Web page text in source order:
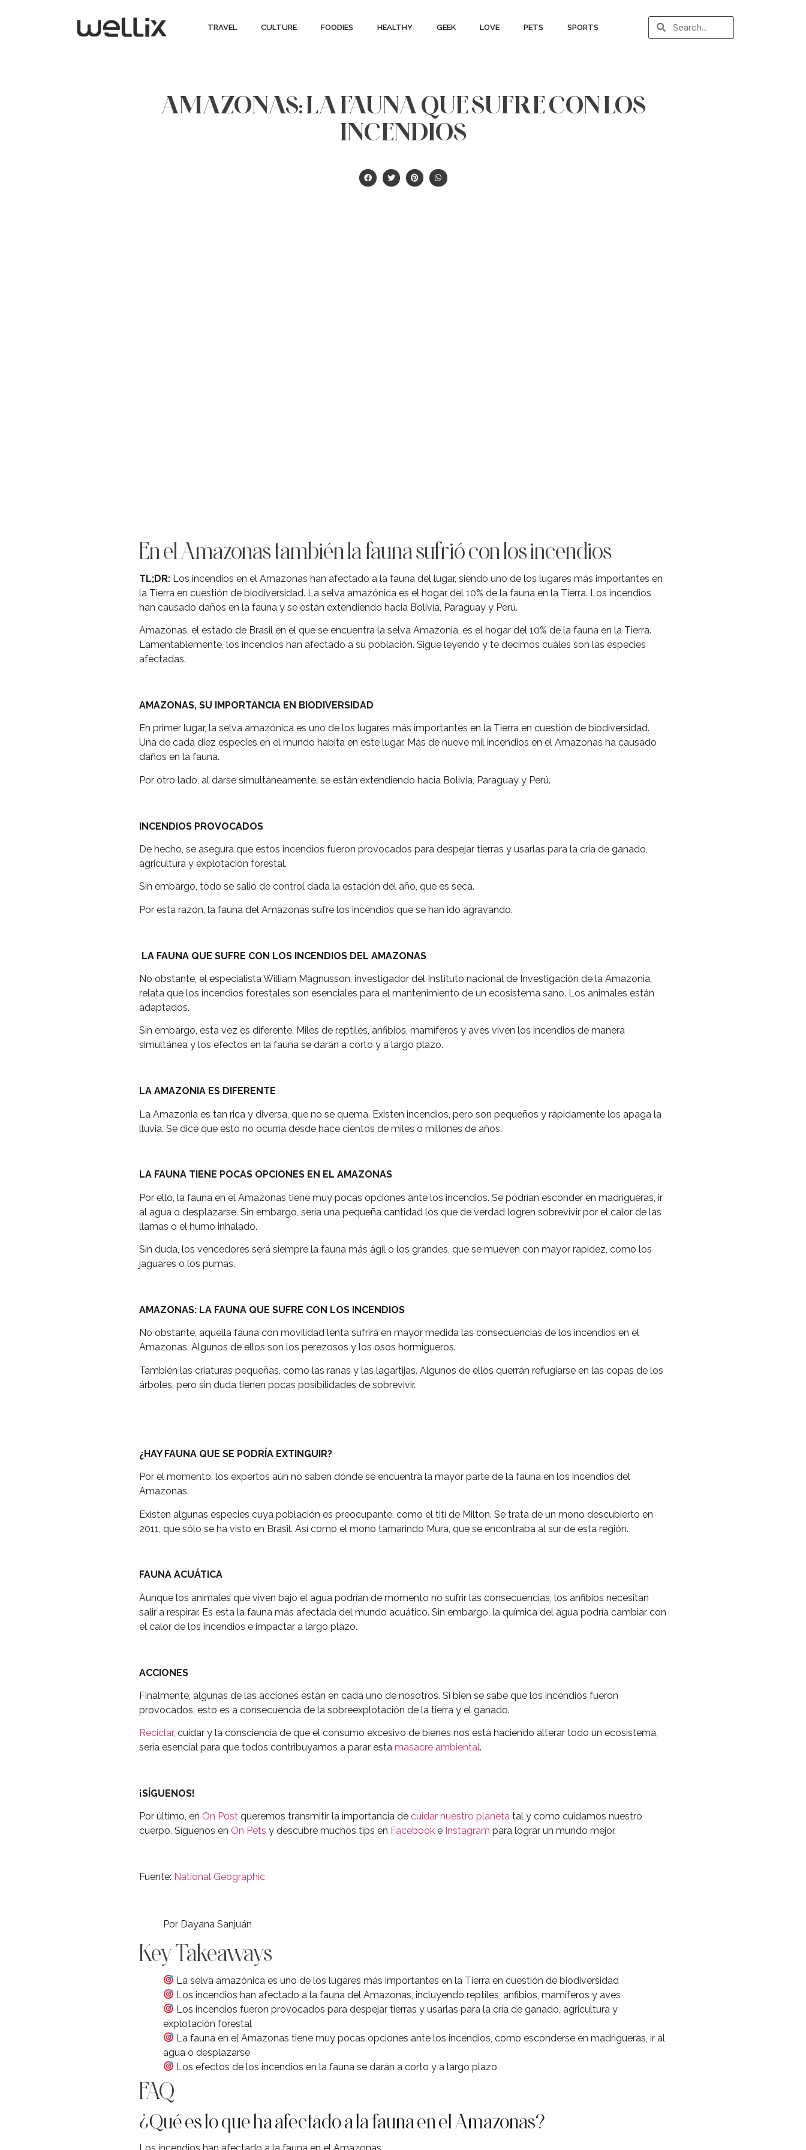
TRAVEL CULTURE FOODIES HEALTHY GEEK LOVE PETS SPORTS
AMAZONAS: LA FAUNA QUE SUFRE CON LOS
INCENDIOS
En el Amazonas también la fauna sufrió con los incendios
TL;DR: Los incendios en el Amazonas han afectado a la fauna del lugar, siendo uno de los lugares más importantes en
la Tierra en cuestión de biodiversidad. La selva amazónica es el hogar del 10% de la fauna en la Tierra. Los incendios
han causado daños en la fauna y se están extendiendo hacia Bolivia, Paraguay y Perú.
Amazonas, el estado de Brasil en el que se encuentra la selva Amazonia, es el hogar del 10% de la fauna en la Tierra.
Lamentablemente, los incendios han afectado a su población. Sigue leyendo y te decimos cuáles son las especies
afectadas.
AMAZONAS, SU IMPORTANCIA EN BIODIVERSIDAD
En primer lugar, la selva amazónica es uno de los lugares más importantes en la Tierra en cuestión de biodiversidad.
Una de cada diez especies en el mundo habita en este lugar. Más de nueve mil incendios en el Amazonas ha causado
daños en la fauna.
Por otro lado, al darse simultáneamente, se están extendiendo hacia Bolivia, Paraguay y Perú.
INCENDIOS PROVOCADOS
De hecho, se asegura que estos incendios fueron provocados para despejar tierras y usarlas para la cría de ganado,
agricultura y explotación forestal.
Sin embargo, todo se salió de control dada la estación del año, que es seca.
Por esta razón, la fauna del Amazonas sufre los incendios que se han ido agravando.
LA FAUNA QUE SUFRE CON LOS INCENDIOS DEL AMAZONAS
No obstante, el especialista William Magnusson, investigador del Instituto nacional de Investigación de la Amazonia,
relata que los incendios forestales son esenciales para el mantenimiento de un ecosistema sano. Los animales están
adaptados.
Sin embargo, esta vez es diferente. Miles de reptiles, anfibios, mamíferos y aves viven los incendios de manera
simultánea y los efectos en la fauna se darán a corto y a largo plazo.
LA AMAZONIA ES DIFERENTE
La Amazonia es tan rica y diversa, que no se quema. Existen incendios, pero son pequeños y rápidamente los apaga la
lluvia. Se dice que esto no ocurría desde hace cientos de miles o millones de años.
LA FAUNA TIENE POCAS OPCIONES EN EL AMAZONAS
Por ello, la fauna en el Amazonas tiene muy pocas opciones ante los incendios. Se podrían esconder en madrigueras, ir
al agua o desplazarse. Sin embargo, sería una pequeña cantidad los que de verdad logren sobrevivir por el calor de las
llamas o el humo inhalado.
Sin duda, los vencedores será siempre la fauna más ágil o los grandes, que se mueven con mayor rapidez, como los
jaguares o los pumas.
AMAZONAS: LA FAUNA QUE SUFRE CON LOS INCENDIOS
No obstante, aquella fauna con movilidad lenta sufrirá en mayor medida las consecuencias de los incendios en el
Amazonas. Algunos de ellos son los perezosos y los osos hormigueros.
También las criaturas pequeñas, como las ranas y las lagartijas. Algunos de ellos querrán refugiarse en las copas de los
árboles, pero sin duda tienen pocas posibilidades de sobrevivir.
¿HAY FAUNA QUE SE PODRÍA EXTINGUIR?
Por el momento, los expertos aún no saben dónde se encuentra la mayor parte de la fauna en los incendios del
Amazonas.
Existen algunas especies cuya población es preocupante, como el tití de Milton. Se trata de un mono descubierto en
2011, que sólo se ha visto en Brasil. Así como el mono tamarindo Mura, que se encontraba al sur de esta región.
FAUNA ACUÁTICA
Aunque los animales que viven bajo el agua podrían de momento no sufrir las consecuencias, los anfibios necesitan
salir a respirar. Es esta la fauna más afectada del mundo acuático. Sin embargo, la química del agua podría cambiar con
el calor de los incendios e impactar a largo plazo.
ACCIONES
Finalmente, algunas de las acciones están en cada uno de nosotros. Si bien se sabe que los incendios fueron
provocados, esto es a consecuencia de la sobreexplotación de la tierra y el ganado.
Reciclar, cuidar y la consciencia de que el consumo excesivo de bienes nos está haciendo alterar todo un ecosistema,
sería esencial para que todos contribuyamos a parar esta masacre ambiental.
¡SÍGUENOS!
Por último, en On Post queremos transmitir la importancia de cuidar nuestro planeta tal y como cuidamos nuestro
cuerpo. Síguenos en On Pets y descubre muchos tips en Facebook e Instagram para lograr un mundo mejor.
Fuente: National Geographic
Por Dayana Sanjuán
Key Takeaways
La selva amazónica es uno de los lugares más importantes en la Tierra en cuestión de biodiversidad
Los incendios han afectado a la fauna del Amazonas, incluyendo reptiles, anfibios, mamíferos y aves
Los incendios fueron provocados para despejar tierras y usarlas para la cría de ganado, agricultura y
explotación forestal
La fauna en el Amazonas tiene muy pocas opciones ante los incendios, como esconderse en madrigueras, ir al
agua o desplazarse
Los efectos de los incendios en la fauna se darán a corto y a largo plazo
FAQ
¿Qué es lo que ha afectado a la fauna en el Amazonas?
Los incendios han afectado a la fauna en el Amazonas